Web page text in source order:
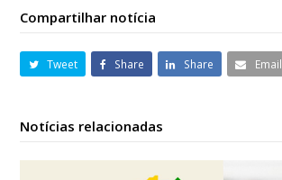
Compartilhar notícia
Tweet Share Share Email
Notícias relacionadas